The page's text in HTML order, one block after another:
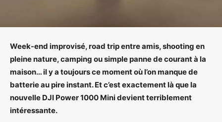
Week-end improvisé, road trip entre amis, shooting en
pleine nature, camping ou simple panne de courant à la
maison… il y a toujours ce moment où l’on manque de
batterie au pire instant. Et c’est exactement là que la
nouvelle DJI Power 1000 Mini devient terriblement
intéressante.